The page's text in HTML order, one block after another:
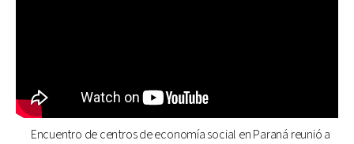
Encuentro de centros de economía social en Paraná reunió a